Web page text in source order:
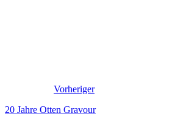
Vorheriger
20 Jahre Otten Gravour